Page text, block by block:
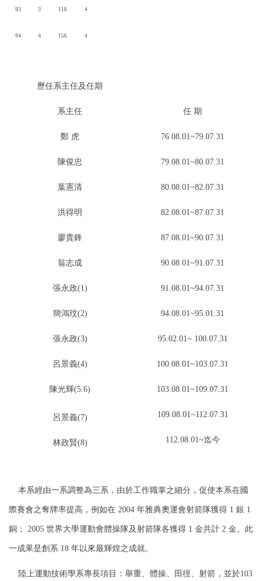
93 3 118 4
94 4 156 4
歷任系主任及任期
系主任 任 期
鄭 虎 76.08.01~79.07.31
陳俊忠 79.08.01~80.07.31
葉憲清 80.08.01~82.07.31
洪得明 82.08.01~87.07.31
廖貴鋒 87.08.01~90.07.31
翁志成 90.08.01~91.07.31
張永政(1) 91.08.01~94.07.31
簡鴻玟(2) 94.08.01~95.01.31
張永政(3) 95.02.01~ 100.07.31
呂景義(4) 100.08.01~103.07.31
陳光輝(5.6) 103.08.01~109.07.31
呂景義(7) 109.08.01~112.07.31
林政賢(8) 112.08.01~迄今
本系經由一系調整為三系，由於工作職掌之細分，促使本系在國
際賽會之奪牌率提高，例如在 2004 年雅典奧運會射箭隊獲得 1 銀 1
銅； 2005 世界大學運動會體操隊及射箭隊各獲得 1 金共計 2 金。此
一成果是創系 18 年以來最輝煌之成就。
陸上運動技術學系專長項目：舉重、體操、田徑、射箭，並於103